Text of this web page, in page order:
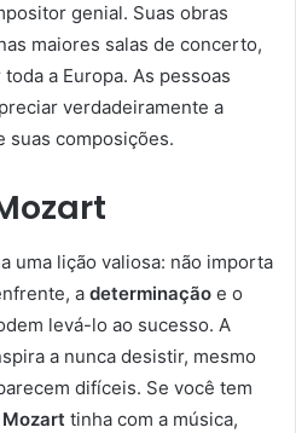
genial. Suas obras
maiores salas de concerto,
a Europa. As pessoas
verdadeiramente a
suas composições.
uma lição valiosa: não importa
a determinação e o
levá-lo ao sucesso. A
a nunca desistir, mesmo
difíceis. Se você tem
Mozart tinha com a música,